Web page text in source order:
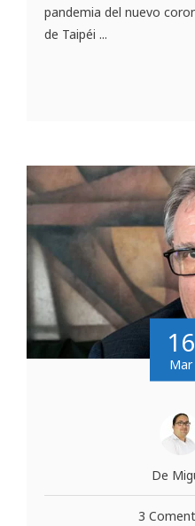
pandemia del nuevo
de Taipéi ...
16
Mar
De
3